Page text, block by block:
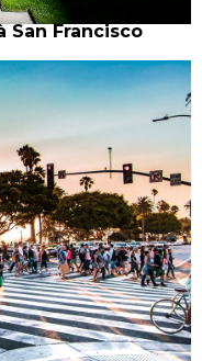
San Francisco